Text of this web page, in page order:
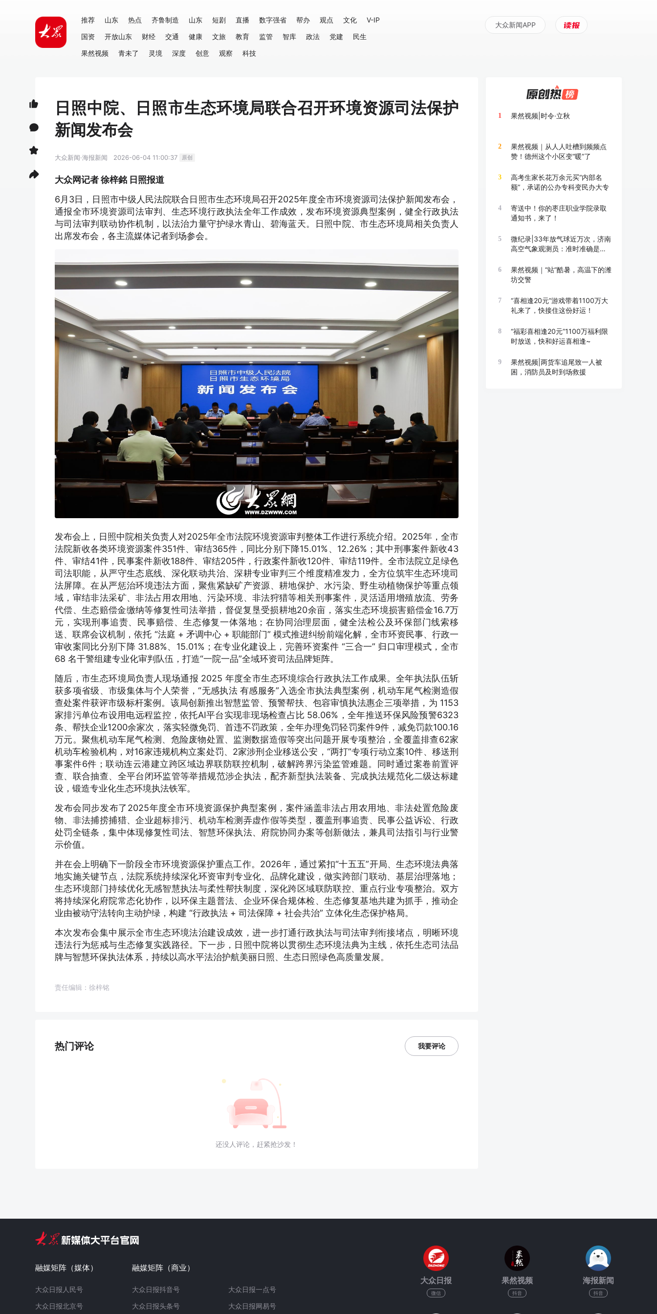
推荐 山东 热点 齐鲁制造 山东 短剧 直播 数字强省 帮办 观点 文化
V-IP
国资
开放山东 财经 交通 健康 文旅 教育 监管 智库 政法 党建
民生
果然视频
青未了 灵境 深度 创意 观察 科技
大众新闻APP
日照中院、日照市生态环境局联合召开环境资源司法保护
新闻发布会
大众新闻·海报新闻 2026-06-04 11:00:37 原创
大众网记者 徐梓銘 日照报道
6月3日，日照市中级人民法院联合日照市生态环境局召开2025年度全市环境资源司法保护新闻发布会，
通报全市环境资源司法审判、生态环境行政执法全年工作成效，发布环境资源典型案例，健全行政执法
与司法审判联动协作机制，以法治力量守护绿水青山、碧海蓝天。日照中院、市生态环境局相关负责人
出席发布会，各主流媒体记者到场参会。
发布会上，日照中院相关负责人对2025年全市法院环境资源审判整体工作进行系统介绍。2025年，全市
法院新收各类环境资源案件351件、审结365件，同比分别下降15.01%、12.26%；其中刑事案件新收43
件、审结41件，民事案件新收188件、审结205件，行政案件新收120件、审结119件。全市法院立足绿色
司法职能，从严守生态底线、深化联动共治、深耕专业审判三个维度精准发力，全方位筑牢生态环境司
法屏障。在从严惩治环境违法方面，聚焦紧缺矿产资源、耕地保护、水污染、野生动植物保护等重点领
域，审结非法采矿、非法占用农用地、污染环境、非法狩猎等相关刑事案件，灵活适用增殖放流、劳务
代偿、生态赔偿金缴纳等修复性司法举措，督促复垦受损耕地20余亩，落实生态环境损害赔偿金16.7万
元，实现刑事追责、民事赔偿、生态修复一体落地；在协同治理层面，健全法检公及环保部门线索移
送、联席会议机制，依托 “法庭 + 矛调中心 + 职能部门” 模式推进纠纷前端化解，全市环资民事、行政一
审收案同比分别下降 31.88%、15.01%；在专业化建设上，完善环资案件 “三合一” 归口审理模式，全市
68 名干警组建专业化审判队伍，打造“一院一品”全域环资司法品牌矩阵。
随后，市生态环境局负责人现场通报 2025 年度全市生态环境综合行政执法工作成果。全年执法队伍斩
获多项省级、市级集体与个人荣誉，“无感执法 有感服务”入选全市执法典型案例，机动车尾气检测造假
查处案件获评市级标杆案例。该局创新推出智慧监管、预警帮扶、包容审慎执法惠企三项举措，为 1153
家排污单位布设用电远程监控，依托AI平台实现非现场检查占比 58.06%，全年推送环保风险预警6323
条、帮扶企业1200余家次，落实轻微免罚、首违不罚政策，全年办理免罚轻罚案件9件，减免罚款100.16
万元。聚焦机动车尾气检测、危险废物处置、监测数据造假等突出问题开展专项整治，全覆盖排查62家
机动车检验机构，对16家违规机构立案处罚、2家涉刑企业移送公安，“两打”专项行动立案10件、移送刑
事案件6件；联动连云港建立跨区域边界联防联控机制，破解跨界污染监管难题。同时通过案卷前置评
查、联合抽查、全平台闭环监管等举措规范涉企执法，配齐新型执法装备、完成执法规范化二级达标建
设，锻造专业化生态环境执法铁军。
发布会同步发布了2025年度全市环境资源保护典型案例，案件涵盖非法占用农用地、非法处置危险废
物、非法捕捞捕猎、企业超标排污、机动车检测弄虚作假等类型，覆盖刑事追责、民事公益诉讼、行政
处罚全链条，集中体现修复性司法、智慧环保执法、府院协同办案等创新做法，兼具司法指引与行业警
示价值。
并在会上明确下一阶段全市环境资源保护重点工作。2026年，通过紧扣“十五五”开局、生态环境法典落
地实施关键节点，法院系统持续深化环资审判专业化、品牌化建设，做实跨部门联动、基层治理落地；
生态环境部门持续优化无感智慧执法与柔性帮扶制度，深化跨区域联防联控、重点行业专项整治。双方
将持续深化府院常态化协作，以环保主题普法、企业环保合规体检、生态修复基地共建为抓手，推动企
业由被动守法转向主动护绿，构建 “行政执法 + 司法保障 + 社会共治” 立体化生态保护格局。
本次发布会集中展示全市生态环境法治建设成效，进一步打通行政执法与司法审判衔接堵点，明晰环境
违法行为惩戒与生态修复实践路径。下一步，日照中院将以贯彻生态环境法典为主线，依托生态司法品
牌与智慧环保执法体系，持续以高水平法治护航美丽日照、生态日照绿色高质量发展。
责任编辑：徐梓铭
热门评论 我要评论
还没人评论，赶紧抢沙发！
1 果然视频|时令·立秋
2
果然视频｜从人人吐槽到频频点
赞！德州这个小区变“暖”了
3
高考生家长花万余元买“内部名
额”，承诺的公办专科变民办大专
4
寄送中！你的枣庄职业学院录取
通知书，来了！
5
微纪录|33年放气球近万次，济南
高空气象观测员：准时准确是底
6
果然视频｜“站”酷暑，高温下的潍
坊交警
7
“喜相逢20元”游戏带着1100万大
礼来了，快接住这份好运！
8
“福彩喜相逢20元”1100万福利限
时放送，快和好运喜相逢~
9
果然视频|两货车追尾致一人被
困，消防员及时到场救援
融媒矩阵（媒体）
大众日报人民号
大众日报北京号
融媒矩阵（商业）
大众日报抖音号
大众日报头条号
大众日报一点号
大众日报网易号
大众日报
微信
果然视频
抖音
海报新闻
抖音